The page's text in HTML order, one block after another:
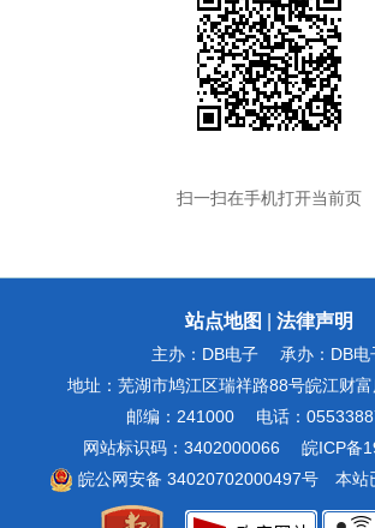
扫一扫在手机打开当前页
站点地图 法律声明
主办：DB电子
承办：DB电
地址：芜湖市鸠江区瑞祥路88号皖江财
邮编：241000
电话：
网站标识码：3402000066
皖ICP备
皖公网安备 34020702000497号
本站